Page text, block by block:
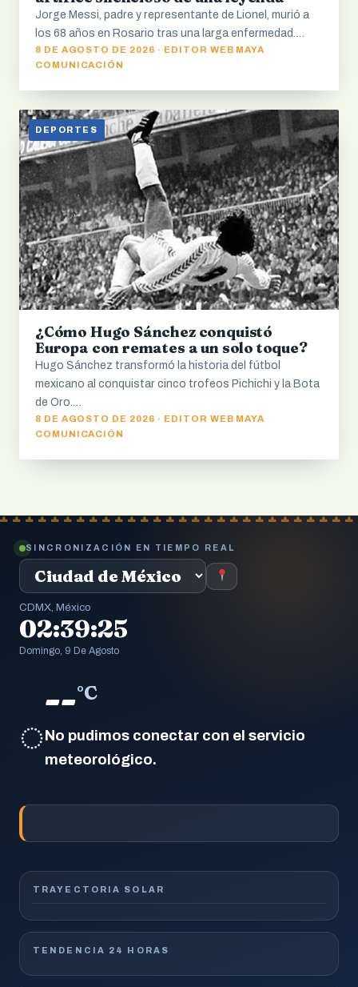
Jorge Messi, padre y representante de Lionel, murió a
los 68 años en Rosario tras una larga enfermedad.…
8 DE AGOSTO DE 2026 · EDITOR WEB MAYA
COMUNICACIÓN
DEPORTES
¿Cómo Hugo Sánchez conquistó
Europa con remates a un solo toque?
Hugo Sánchez transformó la historia del fútbol
mexicano al conquistar cinco trofeos Pichichi y la Bota
de Oro.…
8 DE AGOSTO DE 2026 · EDITOR WEB MAYA
COMUNICACIÓN
SINCRONIZACIÓN EN TIEMPO REAL
CDMX, México
02:39:26
Domingo, 9 De Agosto
◌
--°C
No pudimos conectar con el servicio
meteorológico.
TRAYECTORIA SOLAR
TENDENCIA 24 HORAS